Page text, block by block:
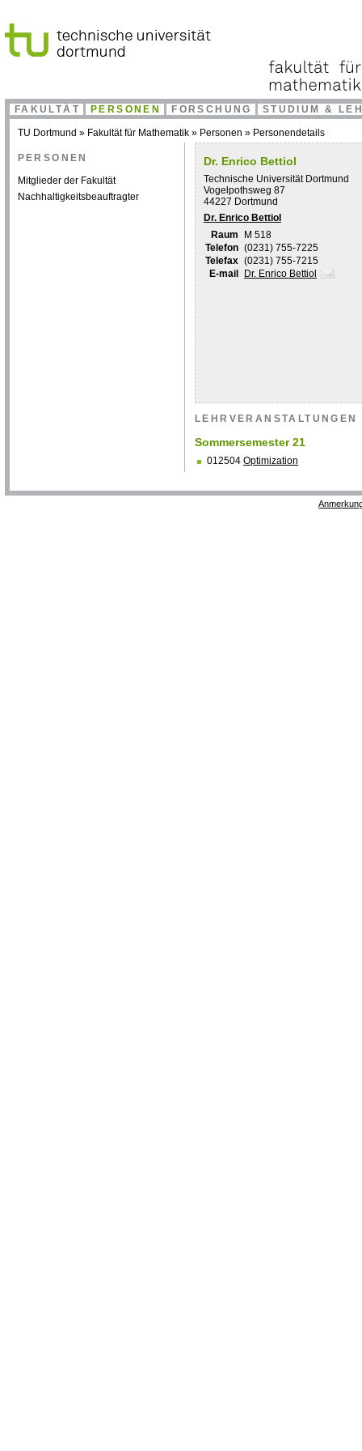
FAKULTÄT PERSONEN FORSCHUNG STUDIUM &
TU Dortmund » Fakultät für Mathematik » Personen » Personendetails
PERSONEN
Mitglieder der Fakultät
Nachhaltigkeitsbeauftragter
Dr. Enrico Bettiol
Technische Universität Dortmund
Vogelpothsweg 87
44227 Dortmund
Dr. Enrico Bettiol
Raum
M 518
Telefon (0231) 755-7225
Telefax (0231) 755-7215
E-mail
Dr. Enrico Bettiol
LEHRVERANSTALTUNGEN
Sommersemester 21
012504 Optimization